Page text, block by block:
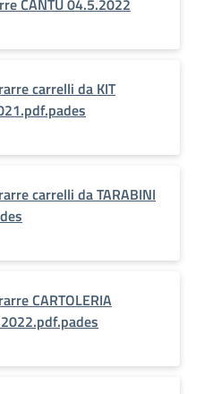
CANTU 04.5.2022
carrelli da KIT
carrelli da TARABINI
CARTOLERIA